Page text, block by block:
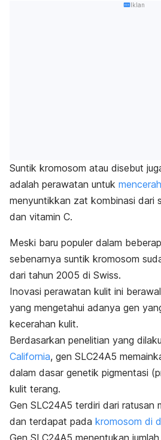
Iklan
Suntik kromosom atau disebut
adalah perawatan untuk
menyuntikkan zat kombinasi dari
dan vitamin C.
Meski baru populer dalam
sebenarnya suntik kromosom
dari tahun 2005 di Swiss.
Inovasi perawatan kulit ini
yang mengetahui adanya gen
kecerahan kulit.
Berdasarkan penelitian yang
California, gen SLC24A5
dalam dasar genetik pigmentasi
kulit terang.
Gen SLC24A5 terdiri dari ratusan
dan terdapat pada kromosom di